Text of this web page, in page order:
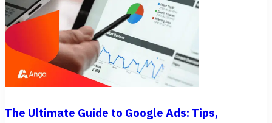
The Ultimate Guide to Google Ads: Tips,